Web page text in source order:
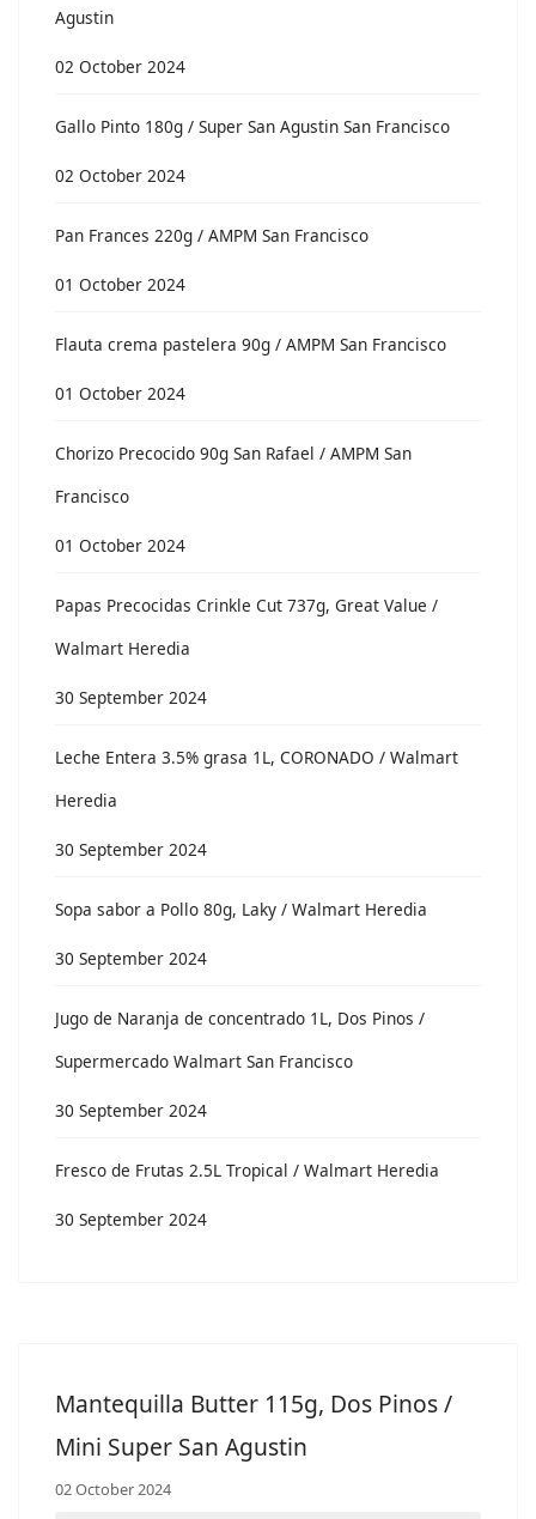
Agustin
02 October 2024
Gallo Pinto 180g / Super San Agustin San Francisco
02 October 2024
Pan Frances 220g / AMPM San Francisco
01 October 2024
Flauta crema pastelera 90g / AMPM San Francisco
01 October 2024
Chorizo Precocido 90g San Rafael / AMPM San
Francisco
01 October 2024
Papas Precocidas Crinkle Cut 737g, Great Value /
Walmart Heredia
30 September 2024
Leche Entera 3.5% grasa 1L, CORONADO / Walmart
Heredia
30 September 2024
Sopa sabor a Pollo 80g, Laky / Walmart Heredia
30 September 2024
Jugo de Naranja de concentrado 1L, Dos Pinos /
Supermercado Walmart San Francisco
30 September 2024
Fresco de Frutas 2.5L Tropical / Walmart Heredia
30 September 2024
Mantequilla Butter 115g, Dos Pinos /
Mini Super San Agustin
02 October 2024